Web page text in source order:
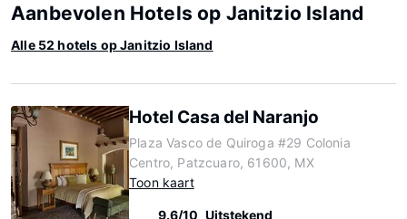
Aanbevolen Hotels op Janitzio Island
Alle 52 hotels op Janitzio Island
Hotel Casa del Naranjo
Plaza Vasco de Quiroga #29 Colonia
Centro, Patzcuaro, 61600, MX
Toon kaart
9.6/10 Uitstekend